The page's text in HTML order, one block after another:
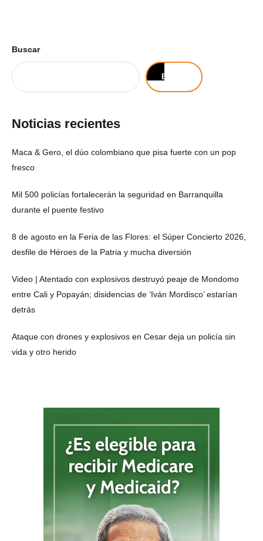
Buscar
Buscar
Noticias recientes
Maca & Gero, el dúo colombiano que pisa fuerte con un pop
fresco
Mil 500 policías fortalecerán la seguridad en Barranquilla
durante el puente festivo
8 de agosto en la Feria de las Flores: el Súper Concierto 2026,
desfile de Héroes de la Patria y mucha diversión
Video | Atentado con explosivos destruyó peaje de Mondomo
entre Cali y Popayán; disidencias de ‘Iván Mordisco’ estarían
detrás
Ataque con drones y explosivos en Cesar deja un policía sin
vida y otro herido